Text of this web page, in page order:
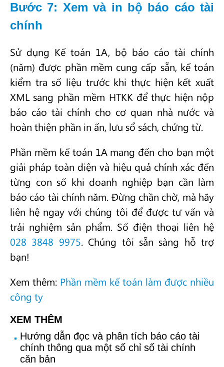
Bước 7: Xem và in bộ báo cáo tài
chính
Sử dụng Kế toán 1A, bộ báo cáo tài chính
(năm) được phần mềm cung cấp sẵn, kế toán
kiểm tra số liệu trước khi thực hiện kết xuất
XML sang phần mềm HTKK để thực hiện nộp
báo cáo tài chính cho cơ quan nhà nước và
hoàn thiện phần in ấn, lưu sổ sách, chứng từ.
Phần mềm kế toán 1A mang đến cho bạn một
giải pháp toàn diện và hiệu quả chính xác đến
từng con số khi doanh nghiệp bạn cần làm
báo cáo tài chính năm. Đừng chần chờ, mà hãy
liên hệ ngay với chúng tôi để được tư vấn và
trải nghiệm sản phẩm. Số điện thoại liên hệ
028 3848 9975. Chúng tôi sẵn sàng hỗ trợ
bạn!
Xem thêm: Phần mềm kế toán làm được nhiều
công ty
XEM THÊM
Hướng dẫn đọc và phân tích báo cáo tài
chính thông qua một số chỉ số tài chính
căn bản